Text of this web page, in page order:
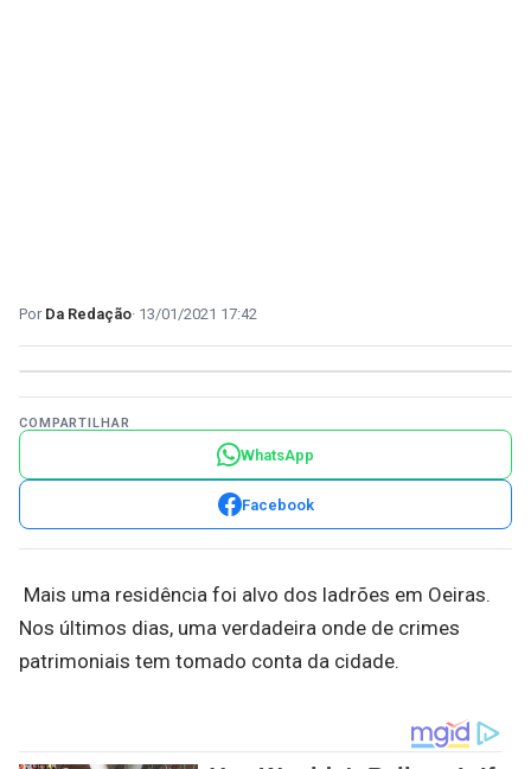
Da Redação 13/01/2021 17:42
COMPARTILHAR
WhatsApp
Facebook
Mais uma residência foi alvo dos ladrões em Oeiras.
Nos últimos dias, uma verdadeira onde de crimes
patrimoniais tem tomado conta da cidade.